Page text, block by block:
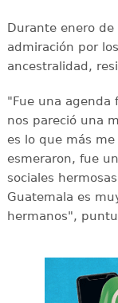
Durante enero
admiración por
ancestralidad,
"Fue una agenda
nos pareció una
es lo que más
esmeraron, fue
sociales
Guatemala es
hermanos",